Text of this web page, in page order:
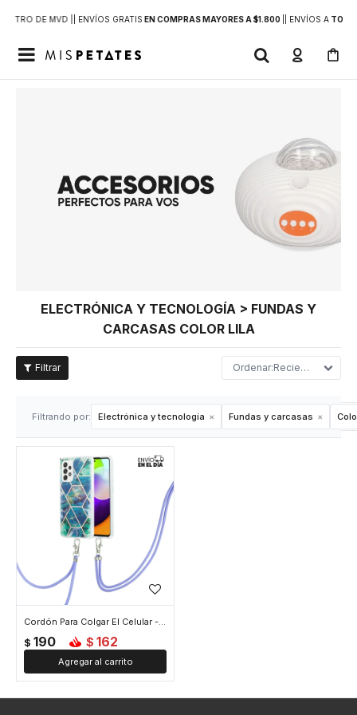
DE MVD | | ENVÍOS GRATIS EN COMPRAS MAYORES A $1.800 | ENVÍOS ATODO

ELECTRÓNICA Y TECNOLOGÍA > FUNDAS Y
CARCASAS COLOR LILA
Recientes
Filtrando por: Electrónica y tecnología Fundas y carcasas
Cordón Para Colgar El Celular - Lila
$ 190 $ 162